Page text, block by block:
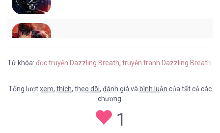
Dazzling Breath [...] – Chap 40
Từ khóa: đọc truyện Dazzling Breath, truyện tranh Dazzling Breath
Tổng lượtxem, thích, theo dõi, đánh giá và bình luận của tất cả các
chương.
1